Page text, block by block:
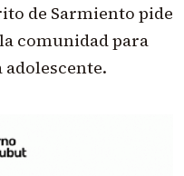
de Sarmiento pide
comunidad para
adolescente.